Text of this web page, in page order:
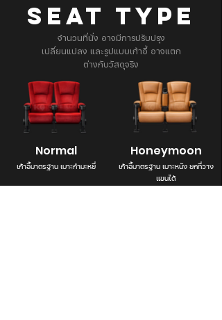
SEAT TYPE
จำนวนที่นั่ง อาจมีการปรับปรุง
เปลี่ยนแปลง และรูปแบบเก้าอี้ อาจแตก
ต่างกับวัสดุจริง
Normal
เก้าอี้มาตรฐาน เบาะกำมะหยี่
Honeymoon
เก้าอี้มาตรฐาน เบาะหนัง ยกที่วาง
แขนได้